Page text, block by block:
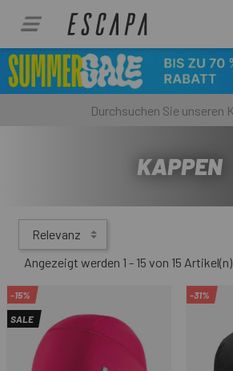
KAPPEN
Relevanz
Angezeigt werden 1 - 15 von 15 Artikel(n)
-15%
SALE
-31%